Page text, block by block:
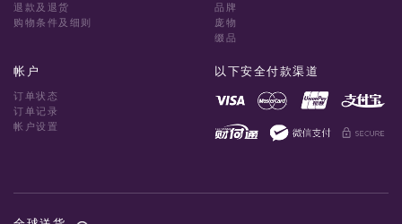
退款及退货
购物条件及细则
品牌
庞物
缀品
帐户
订单状态
订单记录
帐户设置
以下安全付款渠道